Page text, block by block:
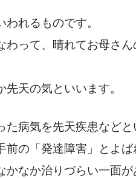
れるものです。
わって、晴れてお母さ
天の気といいます。
た病気を先天疾患などと
の「発達障害」とよば
かなか治りづらい一面が